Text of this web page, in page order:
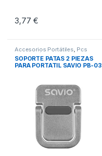
3,77€
Accesorios Portátiles, Pcs
Integración ,Soportes Notebook
SOPORTE PATAS 2 PIEZAS
PARA PORTATIL SAVIO PB-03